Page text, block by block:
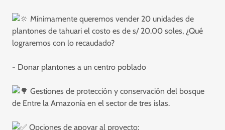
Mínimamente queremos vender 20 unidades de
plantones de tahuari el costo es de s/ 20.00 soles, ¿Qué
lograremos con lo recaudado?
- Donar plantones a un centro poblado
Gestiones de protección y conservación del bosque
de Entre la Amazonía en el sector de tres islas.
Opciones de apoyar al proyecto: